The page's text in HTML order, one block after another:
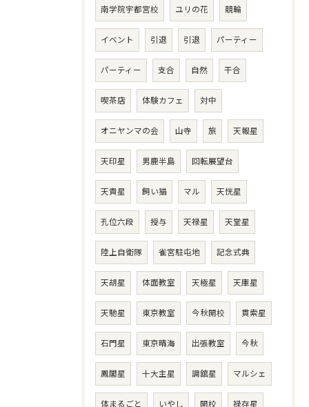
南学院宇都宮校 ユリの花 競輪
イベント 引退 引退 パーティー
パーティー 支合 自然 干合
喫茶店 体験カフェ 対中
オニヤンマの会 山寺 旅 天報星
天印星 男鹿半島 回転展望台
天貴星 飼い猫 マル 天恍星
孔位六段 授与 天禄星 天堂星
陸上自衛隊 雀宮駐屯地 記念式典
天胡星 体面教室 天極星 天庫星
天馳星 東京教室 今秋開校 貫索星
石門星 東京晴海 出張教室 今秋
鳳閣星 十大主星 調舘星 マルシェ
体まるごと いやし 開校 禄存星